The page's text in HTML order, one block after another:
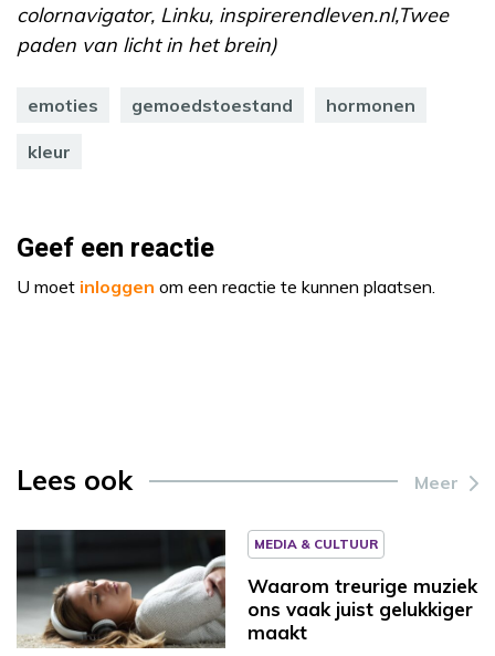
colornavigator, Linku, inspirerendleven.nl,Twee
paden van licht in het brein)
emoties gemoedstoestand hormonen
kleur
Geef een reactie
U moet inloggen om een reactie te kunnen plaatsen.
Lees ook Meer
MEDIA & CULTUUR
Waarom treurige muziek
ons vaak juist gelukkiger
maakt